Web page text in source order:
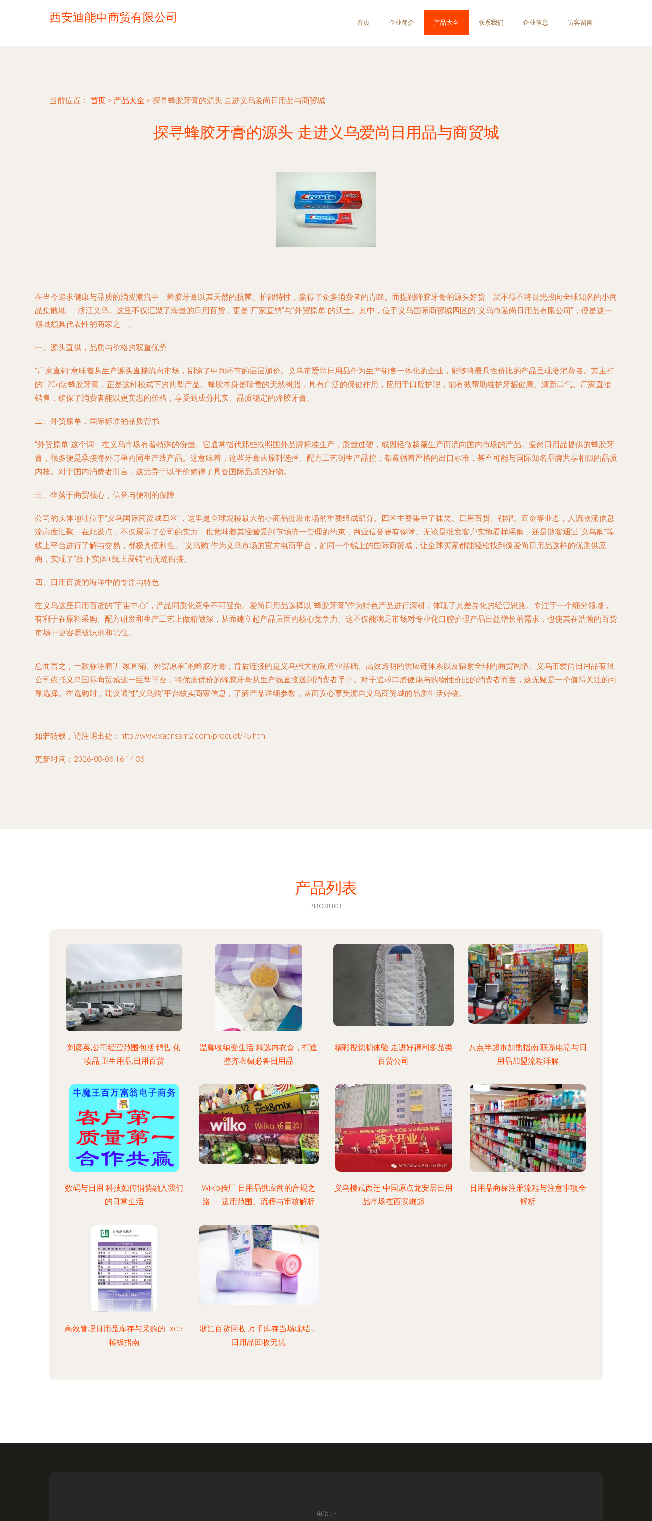
西安迪能申商贸有限公司 首页 企业简介 产品大全 联系我们 企业信息 访客留言
当前位置： 首页 > 产品大全 > 探寻蜂胶牙膏的源头 走进义乌爱尚日用品与商贸城
探寻蜂胶牙膏的源头 走进义乌爱尚日用品与商贸城
在当今追求健康与品质的消费潮流中，蜂胶牙膏以其天然的抗菌、护龈特性，赢得了众多消费者的青睐。而提到蜂胶牙膏的源头好货，就不得不将目光投向全球知名的小商
品集散地——浙江义乌。这里不仅汇聚了海量的日用百货，更是“厂家直销”与“外贸原单”的沃土。其中，位于义乌国际商贸城四区的“义乌市爱尚日用品有限公司”，便是这一
领域颇具代表性的商家之一。
一、源头直供，品质与价格的双重优势
“厂家直销”意味着从生产源头直接流向市场，剔除了中间环节的层层加价。义乌市爱尚日用品作为生产销售一体化的企业，能够将最具性价比的产品呈现给消费者。其主打
的120g装蜂胶牙膏，正是这种模式下的典型产品。蜂胶本身是珍贵的天然树脂，具有广泛的保健作用，应用于口腔护理，能有效帮助维护牙龈健康、清新口气。厂家直接
销售，确保了消费者能以更实惠的价格，享受到成分扎实、品质稳定的蜂胶牙膏。
二、外贸原单，国际标准的品质背书
“外贸原单”这个词，在义乌市场有着特殊的份量。它通常指代那些按照国外品牌标准生产，质量过硬，或因轻微超额生产而流向国内市场的产品。爱尚日用品提供的蜂胶牙
膏，很多便是承接海外订单的同生产线产品。这意味着，这些牙膏从原料选择、配方工艺到生产品控，都遵循着严格的出口标准，甚至可能与国际知名品牌共享相似的品质
内核。对于国内消费者而言，这无异于以平价购得了具备国际品质的好物。
三、坐落于商贸核心，信誉与便利的保障
公司的实体地址位于“义乌国际商贸城四区”，这里是全球规模最大的小商品批发市场的重要组成部分。四区主要集中了袜类、日用百货、鞋帽、五金等业态，人流物流信息
流高度汇聚。在此设点，不仅展示了公司的实力，也意味着其经营受到市场统一管理的约束，商业信誉更有保障。无论是批发客户实地看样采购，还是散客通过“义乌购”等
线上平台进行了解与交易，都极具便利性。“义乌购”作为义乌市场的官方电商平台，如同一个线上的国际商贸城，让全球买家都能轻松找到像爱尚日用品这样的优质供应
商，实现了“线下实体+线上展销”的无缝衔接。
四、日用百货的海洋中的专注与特色
在义乌这座日用百货的“宇宙中心”，产品同质化竞争不可避免。爱尚日用品选择以“蜂胶牙膏”作为特色产品进行深耕，体现了其差异化的经营思路。专注于一个细分领域，
有利于在原料采购、配方研发和生产工艺上做精做深，从而建立起产品层面的核心竞争力。这不仅能满足市场对专业化口腔护理产品日益增长的需求，也使其在浩瀚的百货
市场中更容易被识别和记住。
总而言之，一款标注着“厂家直销、外贸原单”的蜂胶牙膏，背后连接的是义乌强大的制造业基础、高效透明的供应链体系以及辐射全球的商贸网络。义乌市爱尚日用品有限
公司依托义乌国际商贸城这一巨型平台，将优质优价的蜂胶牙膏从生产线直接送到消费者手中。对于追求口腔健康与购物性价比的消费者而言，这无疑是一个值得关注的可
靠选择。在选购时，建议通过“义乌购”平台核实商家信息，了解产品详细参数，从而安心享受源自义乌商贸城的品质生活好物。
如若转载，请注明出处：http://www.xadnssm2.com/product/75.html
更新时间：2026-08-06 16:14:36
产品列表
PRODUCT
刘彦英,公司经营范围包括:销售:化
妆品,卫生用品,日用百货
温馨收纳变生活 精选内衣盒，打造
整齐衣橱必备日用品
精彩视觉初体验 走进好得利多品类
百货公司
八点半超市加盟指南 联系电话与日
用品加盟流程详解
数码与日用 科技如何悄悄融入我们
的日常生活
Wilko验厂 日用品供应商的合规之
路——适用范围、流程与审核解析
义乌模式西迁 中国原点龙安居日用
品市场在西安崛起
日用品商标注册流程与注意事项全
解析
高效管理日用品库存与采购的Excel
模板指南
浙江百货回收 万千库存当场现结，
日用品回收无忧
电话：-